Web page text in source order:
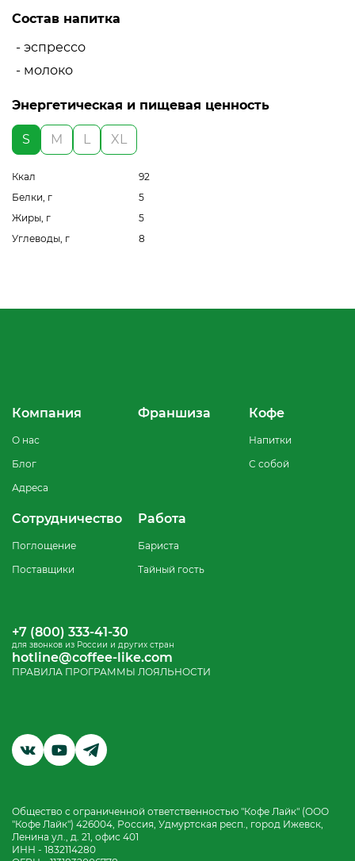
Состав напитка
- эспрессо
- молоко
Энергетическая и пищевая ценность
S M L XL
Ккал
92
Белки, г
5
Жиры, г
5
Углеводы, г
8
Компания
О нас
Блог
Адреса
Кофе
Напитки
С собой
Франшиза
Сотрудничество
Поглощение
Поставщики
Работа
Бариста
Тайный гость
+7 (800) 333-41-30
для звонков из России и других стран
hotline@coffee-like.com
ПРАВИЛА ПРОГРАММЫ ЛОЯЛЬНОСТИ
Общество с ограниченной ответственностью "Кофе Лайк" (ООО
"Кофе Лайк") 426004, Россия, Удмуртская респ., город Ижевск,
Ленина ул., д. 21, офис 401
ИНН - 1832114280